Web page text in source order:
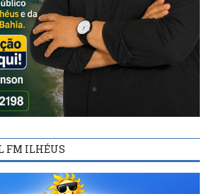
FM ILHÉUS